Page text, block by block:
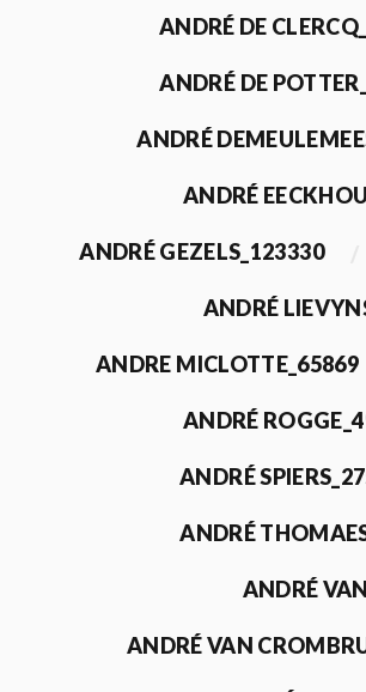
ANDRÉ DE
ANDRÉ DE
ANDRÉ
ANDRÉ
ANDRÉ GEZELS_123330
ANDRÉ
ANDRE MICLOTTE_65869
ANDRÉ
ANDRÉ
ANDRÉ
ANDRÉ
ANDRÉ VAN